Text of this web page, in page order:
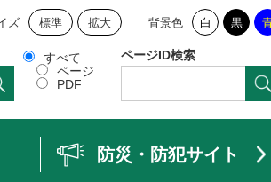
ズ 標準 拡大 背景色 白 黒
すべて
ページ
PDF
ページID検索
防災・防犯サイト